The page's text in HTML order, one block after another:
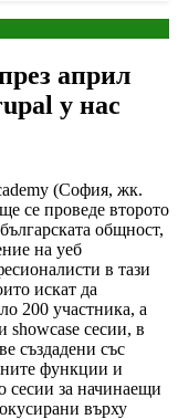
април
у нас
(София, жк.
се проведе второто
общност,
на уеб
в тази
искат да
200 участника, а
showcase сесии, в
създадени със
функции и
сесии за начинаещи
върху